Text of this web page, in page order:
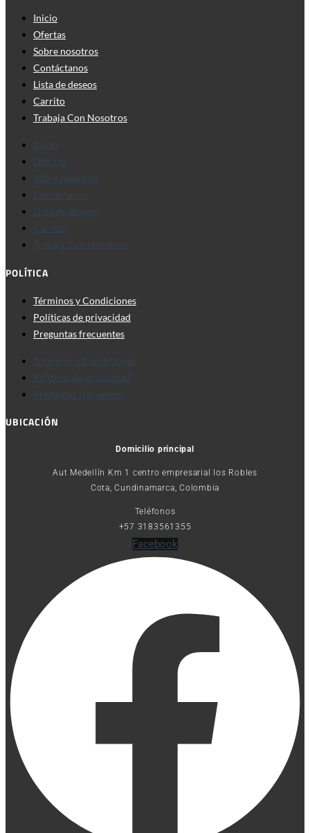
Inicio
Ofertas
Sobre nosotros
Contáctanos
Lista de deseos
Carrito
Trabaja Con Nosotros
Inicio
Ofertas
Sobre nosotros
Contáctanos
Lista de deseos
Carrito
Trabaja Con Nosotros
POLÍTICA
Términos y Condiciones
Políticas de privacidad
Preguntas frecuentes
Términos y Condiciones
Políticas de privacidad
Preguntas frecuentes
UBICACIÓN
Domicilio principal
Aut Medellín Km 1 centro empresarial los Robles
Cota, Cundinamarca, Colombia
Teléfonos
+57 3183561355
Facebook